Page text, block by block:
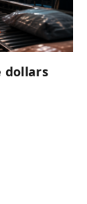
dollars